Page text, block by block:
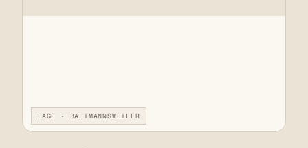
LAGE · BALTMANNSWEILER